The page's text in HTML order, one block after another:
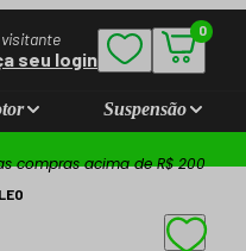
visitante
seu login
0
Suspensão
compras acima de R$ 200